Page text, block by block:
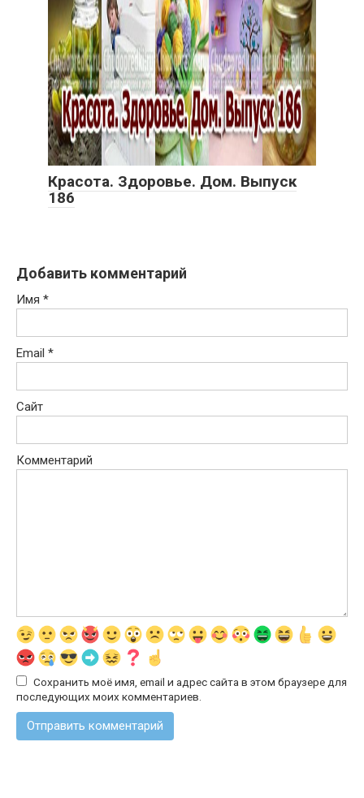
Красота. Здоровье. Дом. Выпуск
186
Добавить комментарий
Имя *
Email *
Сайт
Комментарий
Сохранить моё имя, email и адрес сайта в этом браузере для
последующих моих комментариев.